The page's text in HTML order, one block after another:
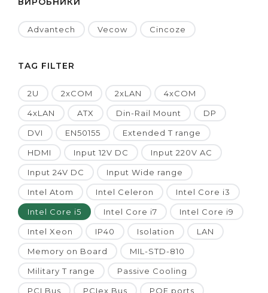
Advantech Vecow Cincoze
TAG FILTER
2U 2xCOM 2xLAN 4xCOM
4xLAN ATX Din-Rail Mount DP
DVI EN50155 Extended T range
HDMI Input 12V DC Input 220V AC
Input 24V DC Input Wide range
Intel Atom Intel Celeron Intel Core i3
Intel Core i5 Intel Core i7 Intel Core i9
Intel Xeon IP40 Isolation LAN
Memory on Board MIL-STD-810
Military T range Passive Cooling
PCI Bus PCIex Bus POE ports